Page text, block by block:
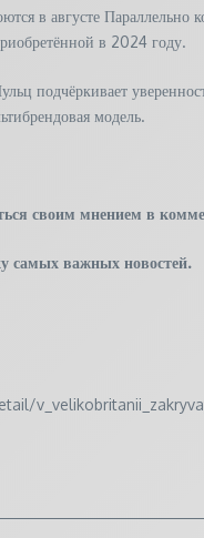
в августе
в 2024 году.
подчёркивает
модель.
своим мнением в
самых важных новостей.